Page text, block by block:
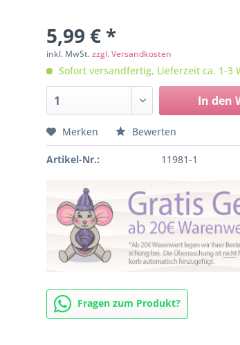
5,99 € *
inkl. MwSt.zzgl. Versandkosten
Sofort versandfertig, Lieferzeit ca. 1-3
In den
Merken Bewerten
Artikel-Nr.: 11981-1
Fragen zum Produkt?